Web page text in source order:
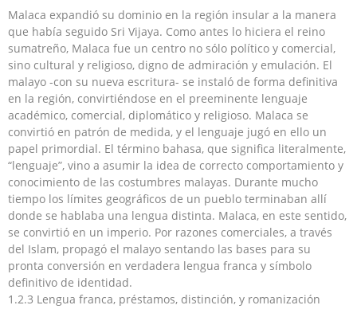
Malaca expandió su dominio en la región insular a la manera
que había seguido Sri Vijaya. Como antes lo hiciera el reino
sumatreño, Malaca fue un centro no sólo político y comercial,
sino cultural y religioso, digno de admiración y emulación. El
malayo -con su nueva escritura- se instaló de forma definitiva
en la región, convirtiéndose en el preeminente lenguaje
académico, comercial, diplomático y religioso. Malaca se
convirtió en patrón de medida, y el lenguaje jugó en ello un
papel primordial. El término bahasa, que significa literalmente,
“lenguaje”, vino a asumir la idea de correcto comportamiento y
conocimiento de las costumbres malayas. Durante mucho
tiempo los límites geográficos de un pueblo terminaban allí
donde se hablaba una lengua distinta. Malaca, en este sentido,
se convirtió en un imperio. Por razones comerciales, a través
del Islam, propagó el malayo sentando las bases para su
pronta conversión en verdadera lengua franca y símbolo
definitivo de identidad.
1.2.3 Lengua franca, préstamos, distinción, y romanización